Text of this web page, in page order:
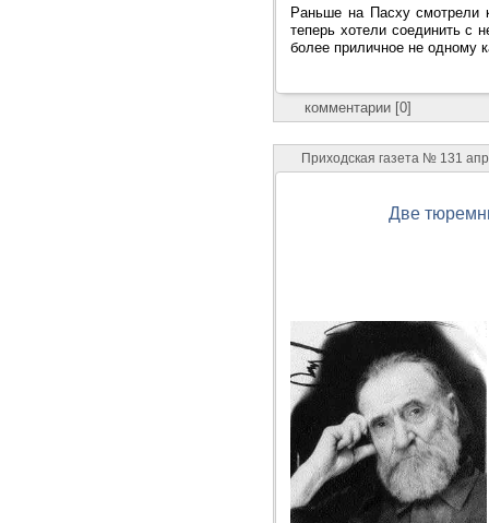
Раньше на Пасху смотрели
теперь хотели соединить с
более приличное не одному
комментарии [0]
Приходская газета № 131
Две